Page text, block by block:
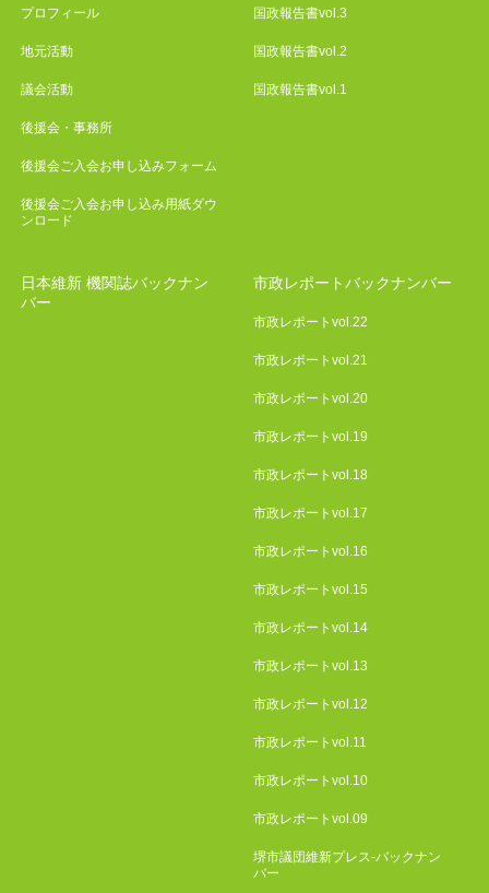
プロフィール
地元活動
議会活動
後援会・事務所
後援会ご入会お申し込みフォーム
後援会ご入会お申し込み用紙ダウ
ンロード
国政報告書vol.3
国政報告書vol.2
国政報告書vol.1
日本維新 機関誌バックナン
バー
市政レポートバックナンバー
市政レポートvol.22
市政レポートvol.21
市政レポートvol.20
市政レポートvol.19
市政レポートvol.18
市政レポートvol.17
市政レポートvol.16
市政レポートvol.15
市政レポートvol.14
市政レポートvol.13
市政レポートvol.12
市政レポートvol.11
市政レポートvol.10
市政レポートvol.09
堺市議団維新プレス-バックナン
バー